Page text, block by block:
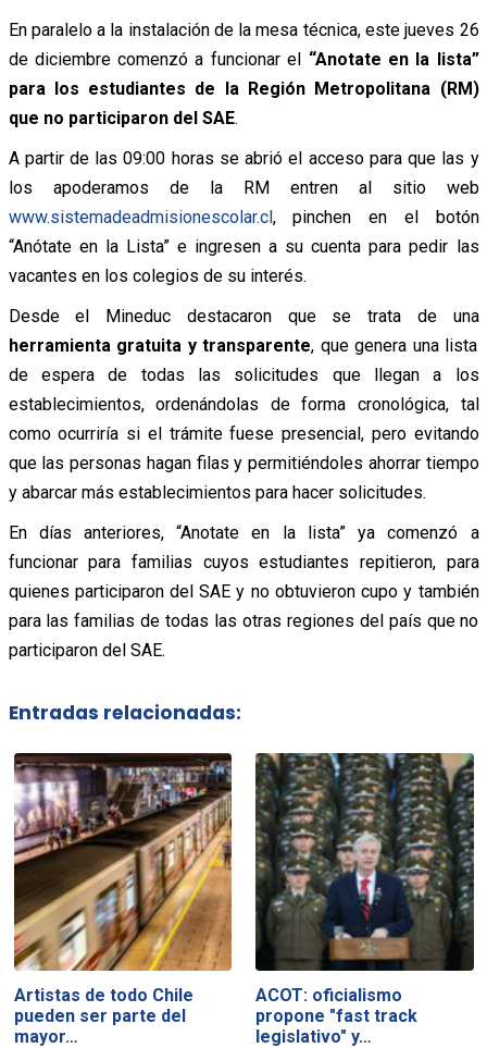
En paralelo a la instalación de la mesa técnica, este jueves 26
de diciembre comenzó a funcionar el “Anotate en la lista”
para los estudiantes de la Región Metropolitana (RM)
que no participaron del SAE.
A partir de las 09:00 horas se abrió el acceso para que las y
los apoderamos de la RM entren al sitio web
www.sistemadeadmisionescolar.cl, pinchen en el botón
“Anótate en la Lista” e ingresen a su cuenta para pedir las
vacantes en los colegios de su interés.
Desde el Mineduc destacaron que se trata de una
herramienta gratuita y transparente, que genera una lista
de espera de todas las solicitudes que llegan a los
establecimientos, ordenándolas de forma cronológica, tal
como ocurriría si el trámite fuese presencial, pero evitando
que las personas hagan filas y permitiéndoles ahorrar tiempo
y abarcar más establecimientos para hacer solicitudes.
En días anteriores, “Anotate en la lista” ya comenzó a
funcionar para familias cuyos estudiantes repitieron, para
quienes participaron del SAE y no obtuvieron cupo y también
para las familias de todas las otras regiones del país que no
participaron del SAE.
Entradas relacionadas:
Artistas de todo Chile
pueden ser parte del
mayor…
ACOT: oficialismo
propone "fast track
legislativo" y…